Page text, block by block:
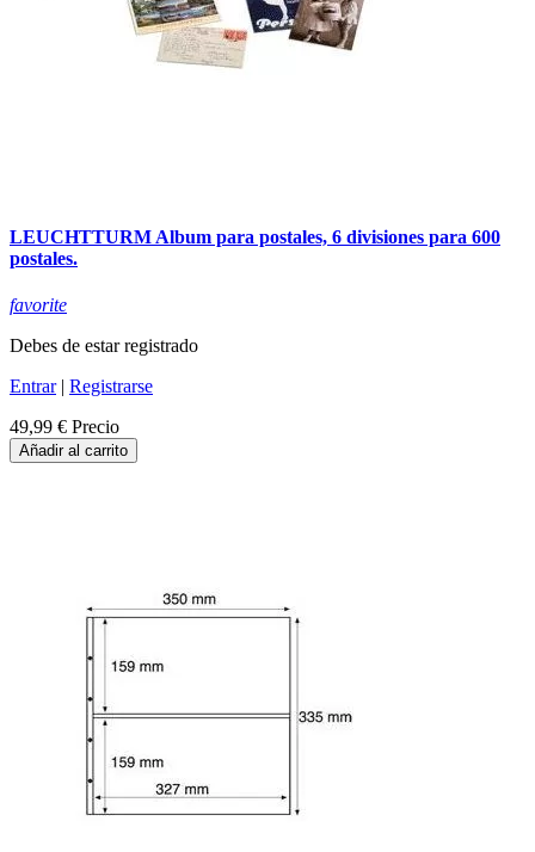
LEUCHTTURM Album para postales, 6 divisiones para 600
postales.
favorite
Debes de estar registrado
Entrar| Registrarse
49,99 € Precio
Añadir al carrito